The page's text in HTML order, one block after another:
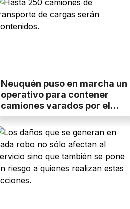
Neuquén puso en marcha un
operativo para contener
camiones varados por el
cierre del Paso Pino
Hachado